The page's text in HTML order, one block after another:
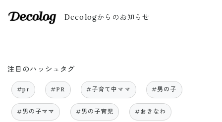
Decologからのお知らせ
注目のハッシュタグ
#pr #PR #子育て中ママ #男の子
#男の子ママ #男の子育児 #おきなわ